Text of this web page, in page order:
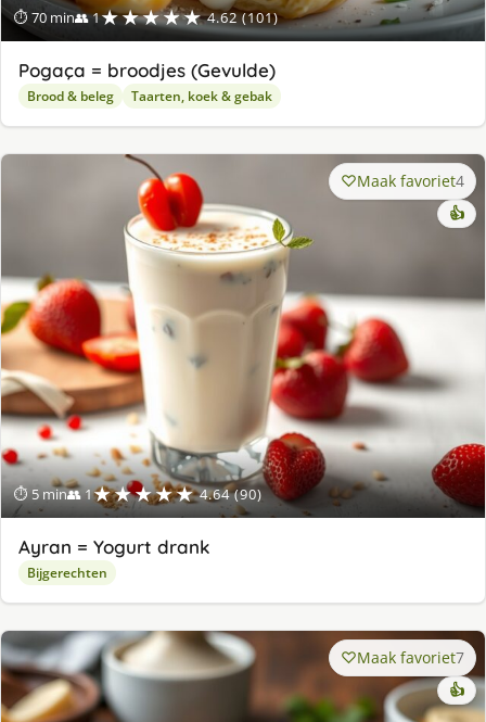
⏱ 70 min👥 1★★★★★ 4.62 (101)
Pogaça = broodjes (Gevulde)
Brood & beleg Taarten, koek & gebak
⏱ 5 min👥 1★★★★★ 4.64 (90)
Maak favoriet4
👍
Ayran = Yogurt drank
Bijgerechten
Maak favoriet7
👍